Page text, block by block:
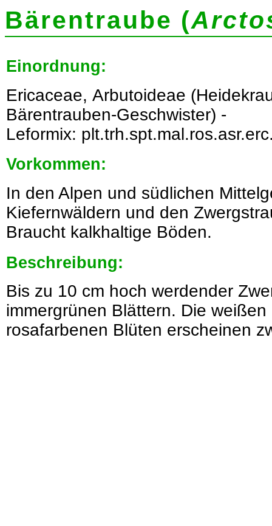
Bärentraube (
Einordnung:
Ericaceae, Arbutoideae
Bärentrauben-Geschwister) -
Leformix:
Vorkommen:
In den Alpen und südlichen
Kiefernwäldern und den
Braucht kalkhaltige Böden.
Beschreibung:
Bis zu 10 cm hoch werdender
immergrünen Blättern. Die
rosafarbenen Blüten erscheinen